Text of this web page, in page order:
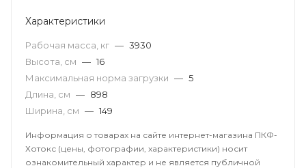
Характеристики
Рабочая масса, кг — 3930
Высота, см — 16
Максимальная норма загрузки — 5
Длина, см — 898
Ширина, см — 149
Информация о товарах на сайте интернет-магазина ПКФ-
Хотокс (цены, фотографии, характеристики) носит
ознакомительный характер и не является публичной